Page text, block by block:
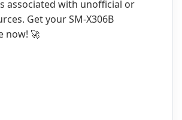
associated with unofficial or
Get your SM-X306B
now! 🚀